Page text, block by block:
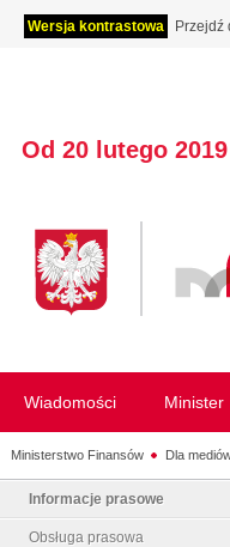
Wersja kontrastowa Przejdź
Od 20 lutego
Wiadomości Minister
Ministerstwo Finansów Dla
Informacje prasowe
Obsługa prasowa